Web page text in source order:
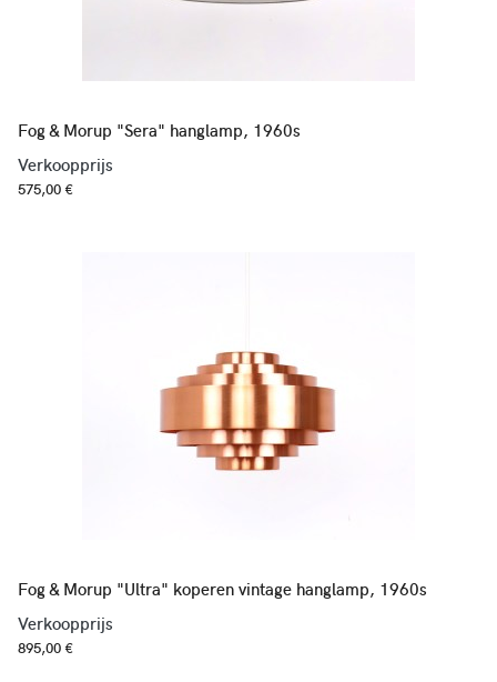
Fog & Morup "Sera" hanglamp, 1960s
Verkoopprijs
575,00 €
Fog & Morup "Ultra" koperen vintage hanglamp, 1960s
Verkoopprijs
895,00 €